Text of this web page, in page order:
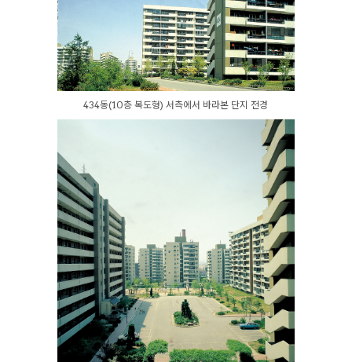
434동(10층 복도형) 서측에서 바라본 단지 전경